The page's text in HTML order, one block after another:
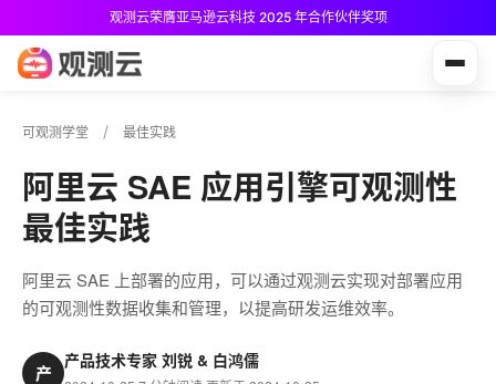
观测云荣膺亚马逊云科技 2025 年合作伙伴奖项
可观测学堂 最佳实践
阿里云 SAE 应用引擎可观测性
最佳实践
阿里云 SAE 上部署的应用，可以通过观测云实现对部署应用
的可观测性数据收集和管理，以提高研发运维效率。
产
产品技术专家 刘锐 & 白鸿儒